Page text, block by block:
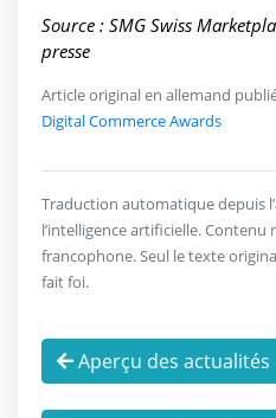
Source : SMG Swiss
presse
Article original en allemand
Digital Commerce Awards
Traduction automatique depuis
l’intelligence artificielle.
francophone. Seul le texte
fait foi.
Aperçu des actualités